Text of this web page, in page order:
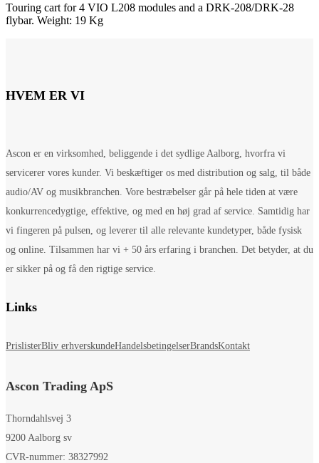
Touring cart for 4 VIO L208 modules and a DRK-208/DRK-28
flybar. Weight: 19 Kg
HVEM ER VI
Ascon er en virksomhed, beliggende i det sydlige Aalborg, hvorfra vi
servicerer vores kunder. Vi beskæftiger os med distribution og salg, til både
audio/AV og musikbranchen. Vore bestræbelser går på hele tiden at være
konkurrencedygtige, effektive, og med en høj grad af service. Samtidig har
vi fingeren på pulsen, og leverer til alle relevante kundetyper, både fysisk
og online. Tilsammen har vi + 50 års erfaring i branchen. Det betyder, at du
er sikker på og få den rigtige service.
Links
PrislisterBliv erhverskundeHandelsbetingelserBrandsKontakt
Ascon Trading ApS
Thorndahlsvej 3
9200 Aalborg sv
CVR-nummer: 38327992